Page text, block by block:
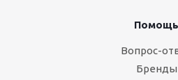
Помощь
Вопрос-
Бренды